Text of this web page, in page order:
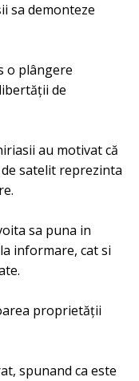
sa demonteze
o plângere
de
au motivat că
satelit reprezinta
sa puna in
informare, cat si
proprietății
spunand ca este